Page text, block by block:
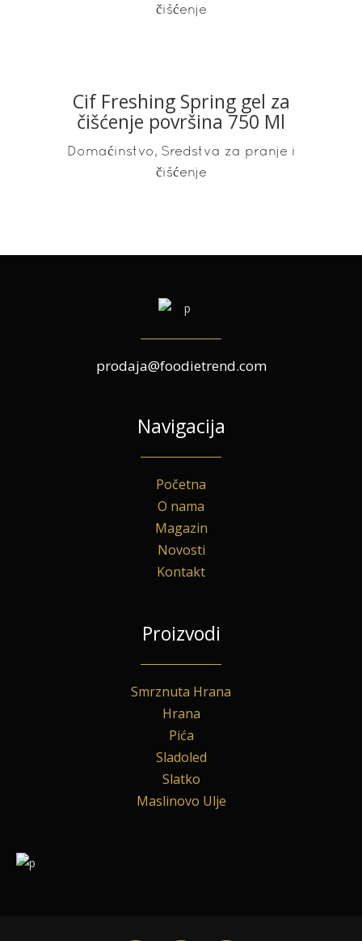
čišćenje
READ MORE
Cif Freshing Spring gel za
čišćenje površina 750 Ml
Domaćinstvo, Sredstva za pranje i
čišćenje
prodaja@foodietrend.com
Navigacija
Početna
O nama
Magazin
Novosti
Kontakt
Proizvodi
Smrznuta Hrana
Hrana
Pića
Sladoled
Slatko
Maslinovo Ulje